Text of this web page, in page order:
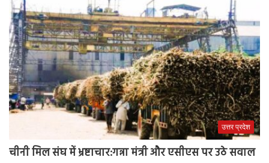
उत्तर प्रदेश
चीनी मिल संघ में भ्रष्टाचार:गन्ना मंत्री और एसीएस पर उठे सवाल